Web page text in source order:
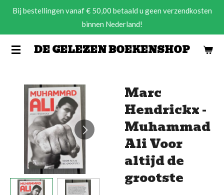
Ga
de
DE GELEZEN BOEKENSHOP
Bij bestellingen vanaf € 50,00 betaald u geen verzendkosten
binnen Nederland!
Marc
Hendrickx -
Muhammad
Ali Voor
altijd de
grootste